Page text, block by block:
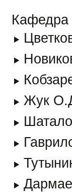
Кафедра
Жук